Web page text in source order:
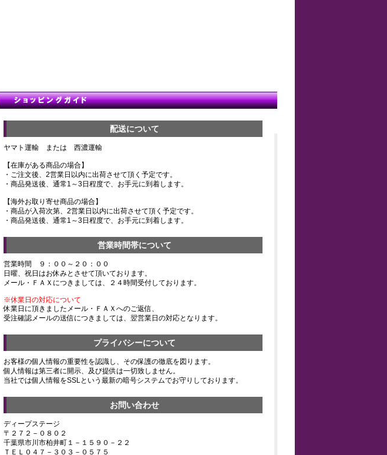
配送について
ヤマト運輸 または 西濃運輸
【在庫がある商品の場合】
・ご注文後、2営業日以内に出荷させて頂く予定です。
・商品発送後、通常1～3日程度で、お手元に到着します。
【海外お取り寄せ商品の場合】
・商品が入荷次第、2営業日以内に出荷させて頂く予定です。
・商品発送後、通常1～3日程度で、お手元に到着します。
営業時間帯について
営業時間 ９：００～２０：００
日曜、祝日はお休みとさせて頂いております。
メール・ＦＡＸにつきましては、２４時間受付しております。
※休業日の対応について
休業日に頂きましたメール・ＦＡＸへのご返信、
受注確認メールの送信につきましては、翌営業日の対応となります。
プライバシーについて
お客様の個人情報の重要性を認識し、その保護の徹底を図ります。
個人情報は第三者に開示、及び提供は一切致しません。
当社では個人情報をSSLという最新の暗号システムでお守りしております。
お問い合わせ
ディープステージ
〒２７２－０８０２
千葉県市川市柏井町１－１５９０－２２
ＴＥＬ０４７－３０３－０５７５